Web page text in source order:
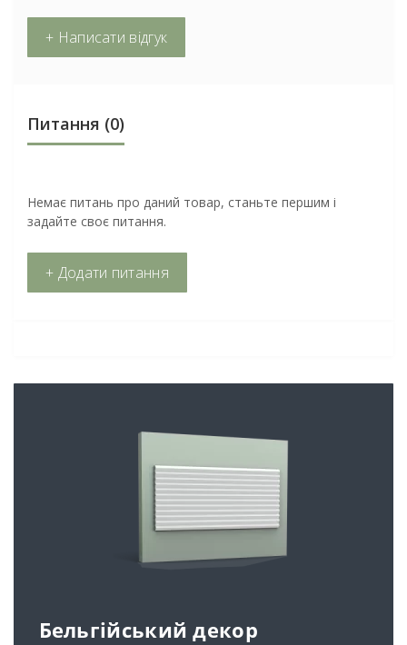
+ Написати відгук
Питання (0)
Немає питань про даний товар, станьте першим і
задайте своє питання.
+ Додати питання
Бельгійський декор